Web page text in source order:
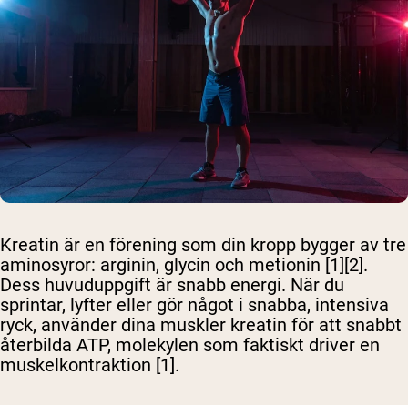
Kreatin är en förening som din kropp bygger av tre
aminosyror: arginin, glycin och metionin [1][2].
Dess huvuduppgift är snabb energi. När du
sprintar, lyfter eller gör något i snabba, intensiva
ryck, använder dina muskler kreatin för att snabbt
återbilda ATP, molekylen som faktiskt driver en
muskelkontraktion [1].